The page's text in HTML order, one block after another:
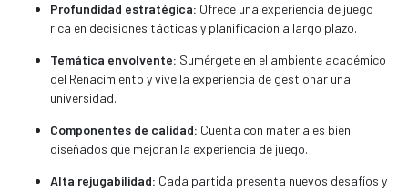
Profundidad estratégica: Ofrece una experiencia de juego
rica en decisiones tácticas y planificación a largo plazo.
Temática envolvente: Sumérgete en el ambiente académico
del Renacimiento y vive la experiencia de gestionar una
universidad.
Componentes de calidad: Cuenta con materiales bien
diseñados que mejoran la experiencia de juego.
Alta rejugabilidad: Cada partida presenta nuevos desafíos y